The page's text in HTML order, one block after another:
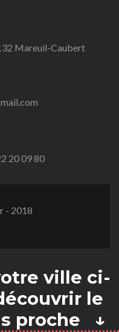
Mareuil-Caubert
20 09 80
- 2018
ville ci-
le
proche ↓